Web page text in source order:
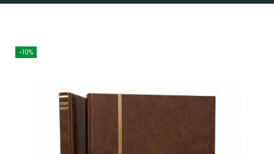
-10%